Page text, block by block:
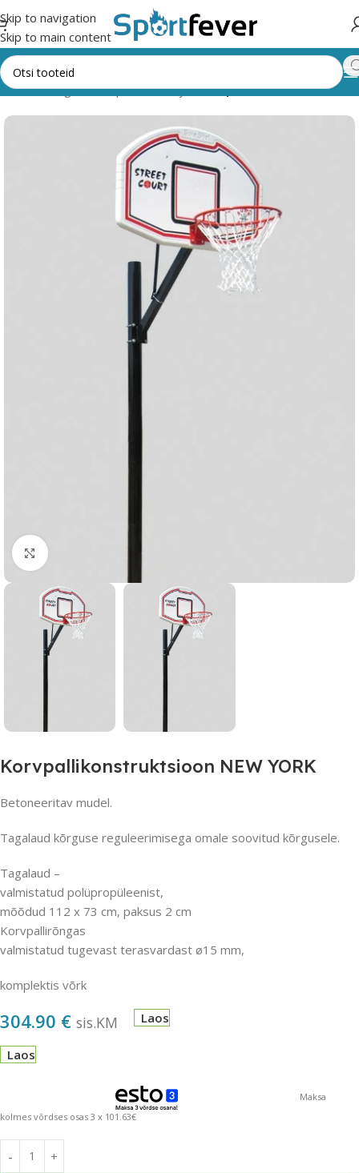
Skip to navigation
Skip to main content
Pallimängud Korvpall Välisväljak Korvpallikonstruktsioonid
Suurendamiseks klõpsake
Korvpallikonstruktsioon NEW YORK
Betoneeritav mudel.
Tagalaud kõrguse reguleerimisega omale soovitud kõrgusele.
Tagalaud –
valmistatud polüpropüleenist,
mõõdud 112 x 73 cm, paksus 2 cm
Korvpallirõngas
valmistatud tugevast terasvardast ø15 mm,
komplektis võrk
304.90 € sis.KM Laos
Laos
Maksa
kolmes võrdses osas 3 x 101.63€